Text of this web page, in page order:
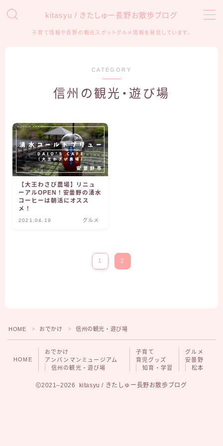
kitasyu / きたしゅー長野お散歩ブログ
子育て情報や長野の観光スポットグルメ情報を発信しています。
MENU
信州の観光・遊び場
子育て
育児グッズ
知育・学習
グルメ
Follow Me
CATEGORY
信州の観光・遊び場
【大王わさび農場】リニュ
ーアルOPEN！安曇野の湧水
コーヒーは朝活にオスス
メ！
2021.04.19 グルメ
1 2
HOME ＞ おでかけ ＞ 信州の観光・遊び場
HOME
おでかけ
アンパンマンミュージアム
信州の観光・遊び場
子育て
育児グッズ
知育・学習
グルメ
安曇野
松本
2021–2026 kitasyu / きたしゅー長野お散歩ブログ